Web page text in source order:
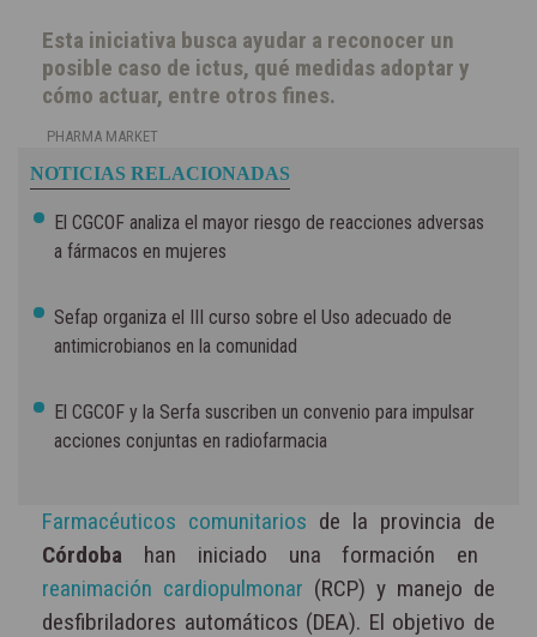
Esta iniciativa busca ayudar a reconocer un
posible caso de ictus, qué medidas adoptar y
cómo actuar, entre otros fines.
PHARMA MARKET
NOTICIAS RELACIONADAS
El CGCOF analiza el mayor riesgo de reacciones adversas
a fármacos en mujeres
Sefap organiza el III curso sobre el Uso adecuado de
antimicrobianos en la comunidad
El CGCOF y la Serfa suscriben un convenio para impulsar
acciones conjuntas en radiofarmacia
Farmacéuticos comunitarios de la provincia de
Córdoba han iniciado una formación en
reanimación cardiopulmonar (RCP) y manejo de
desfibriladores automáticos (DEA). El objetivo de